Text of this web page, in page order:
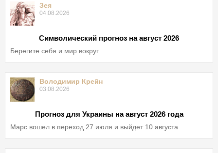
Зея
04.08.2026
Символический прогноз на август 2026
Берегите себя и мир вокруг
Володимир Крейн
03.08.2026
Прогноз для Украины на август 2026 года
Марс вошел в переход 27 июля и выйдет 10 августа